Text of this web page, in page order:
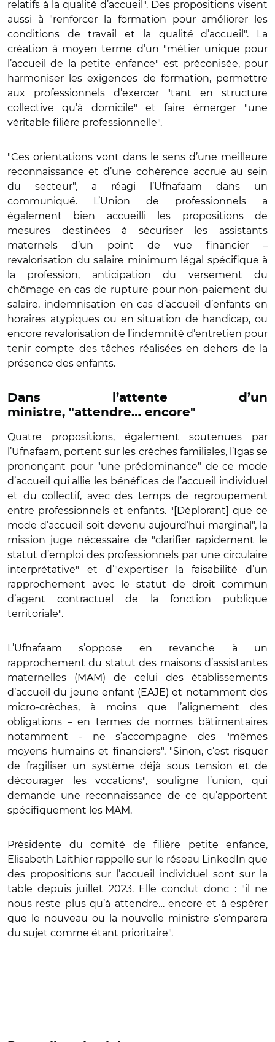
relatifs à la qualité d’accueil". Des propositions visent
aussi à "renforcer la formation pour améliorer les
conditions de travail et la qualité d’accueil". La
création à moyen terme d’un "métier unique pour
l’accueil de la petite enfance" est préconisée, pour
harmoniser les exigences de formation, permettre
aux professionnels d’exercer "tant en structure
collective qu’à domicile" et faire émerger "une
véritable filière professionnelle".
"Ces orientations vont dans le sens d’une meilleure
reconnaissance et d’une cohérence accrue au sein
du secteur", a réagi l’Ufnafaam dans un
communiqué. L’Union de professionnels a
également bien accueilli les propositions de
mesures destinées à sécuriser les assistants
maternels d’un point de vue financier –
revalorisation du salaire minimum légal spécifique à
la profession, anticipation du versement du
chômage en cas de rupture pour non-paiement du
salaire, indemnisation en cas d’accueil d’enfants en
horaires atypiques ou en situation de handicap, ou
encore revalorisation de l’indemnité d’entretien pour
tenir compte des tâches réalisées en dehors de la
présence des enfants.
Dans l’attente d’un
ministre, "attendre… encore"
Quatre propositions, également soutenues par
l’Ufnafaam, portent sur les crèches familiales, l’Igas se
prononçant pour "une prédominance" de ce mode
d’accueil qui allie les bénéfices de l’accueil individuel
et du collectif, avec des temps de regroupement
entre professionnels et enfants. "[Déplorant] que ce
mode d’accueil soit devenu aujourd’hui marginal", la
mission juge nécessaire de "clarifier rapidement le
statut d’emploi des professionnels par une circulaire
interprétative" et d’"expertiser la faisabilité d’un
rapprochement avec le statut de droit commun
d’agent contractuel de la fonction publique
territoriale".
L’Ufnafaam s’oppose en revanche à un
rapprochement du statut des maisons d’assistantes
maternelles (MAM) de celui des établissements
d’accueil du jeune enfant (EAJE) et notamment des
micro-crèches, à moins que l’alignement des
obligations – en termes de normes bâtimentaires
notamment - ne s’accompagne des "mêmes
moyens humains et financiers". "Sinon, c’est risquer
de fragiliser un système déjà sous tension et de
décourager les vocations", souligne l’union, qui
demande une reconnaissance de ce qu’apportent
spécifiquement les MAM.
Présidente du comité de filière petite enfance,
Elisabeth Laithier rappelle sur le réseau LinkedIn que
des propositions sur l’accueil individuel sont sur la
table depuis juillet 2023. Elle conclut donc : "il ne
nous reste plus qu’à attendre… encore et à espérer
que le nouveau ou la nouvelle ministre s’emparera
du sujet comme étant prioritaire".